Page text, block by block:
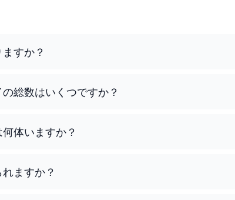
すか？
総数はいくつですか？
体いますか？
ますか？